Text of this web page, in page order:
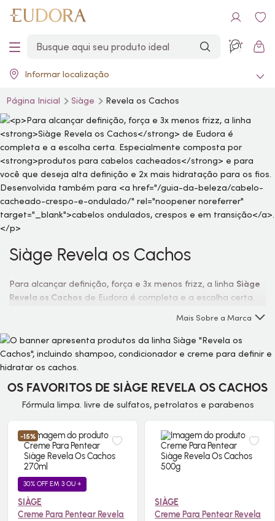
Informar localização
Página Inicial Siàge Revela os Cachos
Siàge Revela os Cachos
Para alcançar definição, força e 3x menos frizz, a linha Siàge
Revela os Cachos de Eudora é completa e a escolha certa.
e para você que deseja alta definição e 2x mais
hidratação para os fios. Desenvolvida também para cabelos
ondulados, crespos e em transição.
Mais Sobre a Marca
OS FAVORITOS DE SIÀGE REVELA OS CACHOS
Fórmula limpa. livre de sulfatos, petrolatos e parabenos
-15%
30% OFF EM 3 OU +
SIÀGE
Creme Para Pentear Revela
SIÀGE
Creme Para Pentear Revela